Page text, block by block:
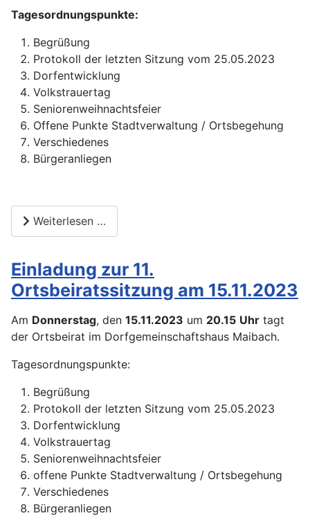
Tagesordnungspunkte:
Begrüßung
Protokoll der letzten Sitzung vom 25.05.2023
Dorfentwicklung
Volkstrauertag
Seniorenweihnachtsfeier
Offene Punkte Stadtverwaltung / Ortsbegehung
Verschiedenes
Bürgeranliegen
Weiterlesen …
Einladung zur 11.
Ortsbeiratssitzung am 15.11.2023
Am Donnerstag, den 15.11.2023 um 20.15 Uhr tagt
der Ortsbeirat im Dorfgemeinschaftshaus Maibach.
Tagesordnungspunkte:
Begrüßung
Protokoll der letzten Sitzung vom 25.05.2023
Dorfentwicklung
Volkstrauertag
Seniorenweihnachtsfeier
offene Punkte Stadtverwaltung / Ortsbegehung
Verschiedenes
Bürgeranliegen